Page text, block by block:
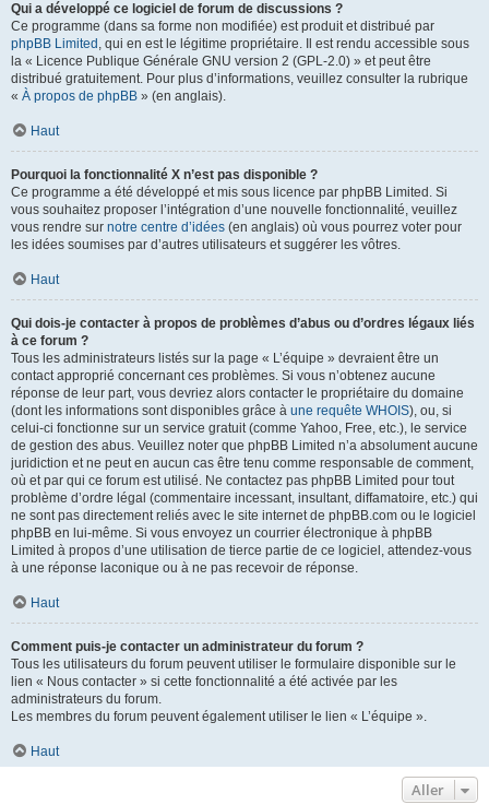
Qui a développé ce logiciel de forum de discussions ?
Ce programme (dans sa forme non modifiée) est produit et distribué par
phpBB Limited , qui en est le légitime propriétaire. Il est rendu accessible sous
la « Licence Publique Générale GNU version 2 (GPL-2.0) » et peut être
distribué gratuitement. Pour plus d’informations, veuillez consulter la rubrique
« À propos de phpBB » (en anglais).
Haut
Pourquoi la fonctionnalité X n’est pas disponible ?
Ce programme a été développé et mis sous licence par phpBB Limited. Si
vous souhaitez proposer l’intégration d’une nouvelle fonctionnalité, veuillez
vous rendre sur notre centre d’idées (en anglais) où vous pourrez voter pour
les idées soumises par d’autres utilisateurs et suggérer les vôtres.
Haut
Qui dois-je contacter à propos de problèmes d’abus ou d’ordres légaux liés
à ce forum ?
Tous les administrateurs listés sur la page « L’équipe » devraient être un
contact approprié concernant ces problèmes. Si vous n’obtenez aucune
réponse de leur part, vous devriez alors contacter le propriétaire du domaine
(dont les informations sont disponibles grâce à une requête WHOIS), ou, si
celui-ci fonctionne sur un service gratuit (comme Yahoo, Free, etc.), le service
de gestion des abus. Veuillez noter que phpBB Limited n’a absolument aucune
juridiction et ne peut en aucun cas être tenu comme responsable de comment,
où et par qui ce forum est utilisé. Ne contactez pas phpBB Limited pour tout
problème d’ordre légal (commentaire incessant, insultant, diffamatoire, etc.) qui
ne sont pas directement reliés avec le site internet de phpBB.com ou le logiciel
phpBB en lui-même. Si vous envoyez un courrier électronique à phpBB
Limited à propos d’une utilisation de tierce partie de ce logiciel, attendez-vous
à une réponse laconique ou à ne pas recevoir de réponse.
Haut
Comment puis-je contacter un administrateur du forum ?
Tous les utilisateurs du forum peuvent utiliser le formulaire disponible sur le
lien « Nous contacter » si cette fonctionnalité a été activée par les
administrateurs du forum.
Les membres du forum peuvent également utiliser le lien « L’équipe ».
Haut
Aller